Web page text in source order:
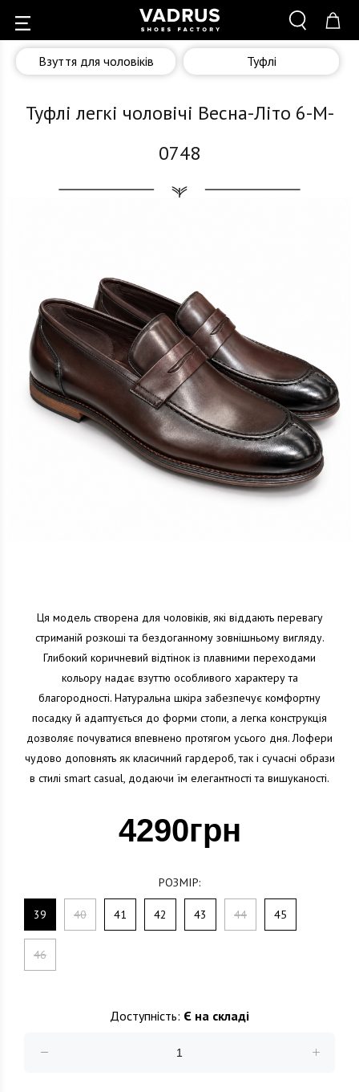
Взуття для чоловіків Туфлі
Туфлі легкі чоловічі Весна-Літо 6-M-
0748
Ця модель створена для чоловіків, які віддають перевагу
стриманій розкоші та бездоганному зовнішньому вигляду.
Глибокий коричневий відтінок із плавними переходами
кольору надає взуттю особливого характеру та
благородності. Натуральна шкіра забезпечує комфортну
посадку й адаптується до форми стопи, а легка конструкція
дозволяє почуватися впевнено протягом усього дня. Лофери
чудово доповнять як класичний гардероб, так і сучасні образи
в стилі smart casual, додаючи їм елегантності та вишуканості.
4290грн
РОЗМІР:
39 40 41 42 43 44 45
46
Доступність: Є на складі